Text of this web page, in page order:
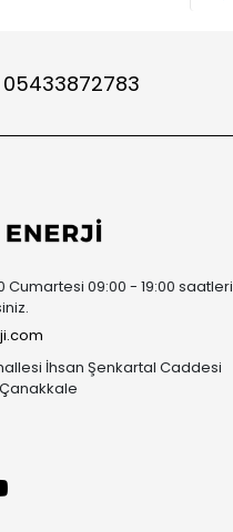
05433872783
Cumartesi 09:00 - 19:00 saatleri
İhsan Şenkartal Caddesi